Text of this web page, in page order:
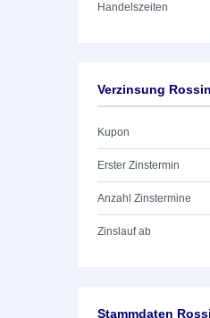
Handelszeiten
Verzinsung
Kupon
Erster Zinstermin
Anzahl Zinstermine
Zinslauf ab
Stammdaten